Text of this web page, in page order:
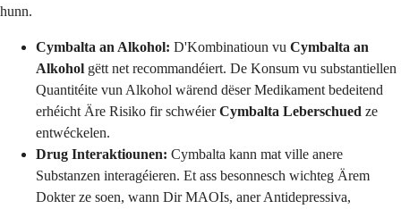
hunn.
Cymbalta an Alkohol: D'Kombinatioun vu Cymbalta an
Alkohol gëtt net recommandéiert. De Konsum vu substantiellen
Quantitéite vun Alkohol wärend dëser Medikament bedeitend
erhéicht Äre Risiko fir schwéierCymbalta Leberschued ze
entwéckelen.
Drug Interaktiounen: Cymbalta kann mat ville anere
Substanzen interagéieren. Et ass besonnesch wichteg Ärem
Dokter ze soen, wann Dir MAOIs, aner Antidepressiva,